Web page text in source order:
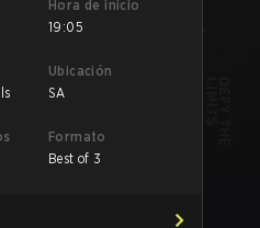
Hora de inicio
19:05
Ubicación
SA
Formato
Best of 3